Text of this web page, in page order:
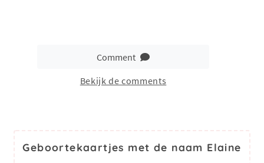
Comment
Bekijk de comments
Geboortekaartjes met de naam Elaine